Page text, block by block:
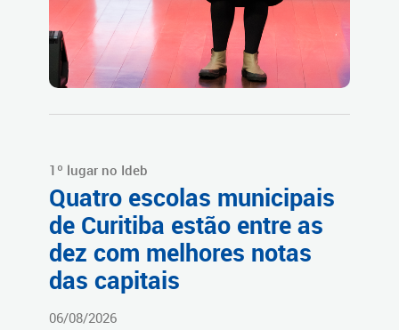
1º lugar no Ideb
Quatro escolas municipais
de Curitiba estão entre as
dez com melhores notas
das capitais
06/08/2026